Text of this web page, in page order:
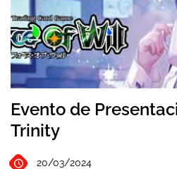
Evento de
Trinity
20/03/2024